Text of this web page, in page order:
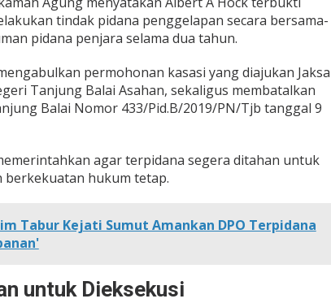
tindak pidana penggelapan secara bersama-
pidana penjara selama dua tahun.
permohonan kasasi yang diajukan Jaksa
Tanjung Balai Asahan, sekaligus membatalkan
Balai Nomor 433/Pid.B/2019/PN/Tjb tanggal 9
agar terpidana segera ditahan untuk
berkekuatan hukum tetap.
Tabur Kejati Sumut Amankan DPO Terpidana
untuk Dieksekusi